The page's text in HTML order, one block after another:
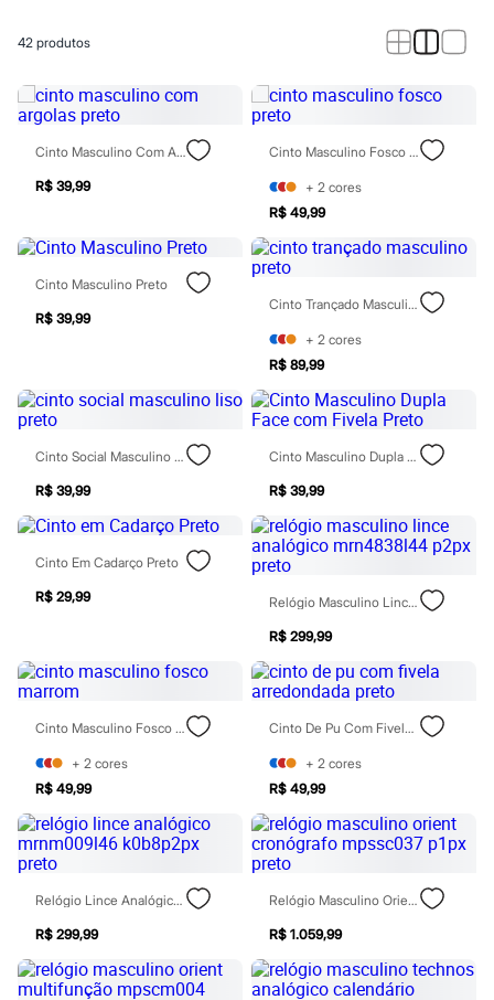
Básicos
Casacos e Jaquetas
Jeans
Macacões
Saias
Shorts e Bermudas
Vestidos
Bonés e Chapéus
Bijoux
Cintos
Relógios
Rasteirinhas
Sandálias
Tênis
Marcas
City
Clock House
Mindset
Sawary
Moda esportiva
Calçados
Leggings
Shorts e Bermudas
Tops
Moda íntima
Calcinhas
Cintas e Modeladores
Meias
Pijamas
Sutiãs e Tops
Moda praia
Biquínis
Maiôs
Personagens
Plus size
Blusas e Camisetas
42 produtos
Cinto Masculino Com Argolas Preto
R$ 39,99
Cinto Masculino Fosco Preto
+ 2 cores
R$ 49,99
Cinto Masculino Preto
R$ 39,99
Cinto Trançado Masculino Preto
+ 2 cores
R$ 89,99
Cinto Social Masculino Liso Preto
R$ 39,99
Cinto Masculino Dupla Face Com Fivela Preto
R$ 39,99
Cinto Em Cadarço Preto
R$ 29,99 Relógio Masculino Lince Analógico Mrn4838l44 P2px Preto
R$ 299,99
Cinto Masculino Fosco Marrom
+ 2 cores
R$ 49,99
Cinto De Pu Com Fivela Arredondada Preto
+ 2 cores
R$ 49,99
Relógio Lince Analógico Mrnm009l46 K0b8p2px Preto
R$ 299,99
Relógio Masculino Orient Cronógrafo Mpssc037 P1px Preto
R$ 1.059,99